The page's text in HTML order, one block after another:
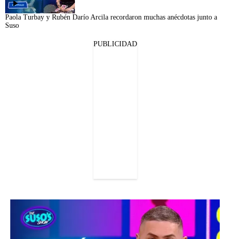
44:58
Paola Turbay y Rubén Darío Arcila recordaron muchas anécdotas junto a
Suso
PUBLICIDAD